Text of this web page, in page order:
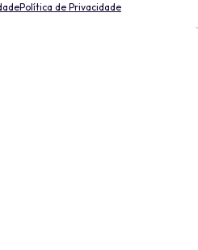
Política de Privacidade